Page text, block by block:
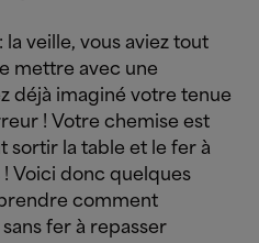
la veille, vous aviez tout
mettre avec une
déjà imaginé votre tenue
! Votre chemise est
sortir la table et le fer à
! Voici donc quelques
comment
fer à repasser